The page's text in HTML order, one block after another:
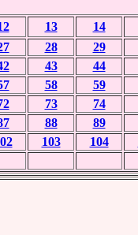
13 14
28 29
43 44
58 59
73 74
88 89
103 104